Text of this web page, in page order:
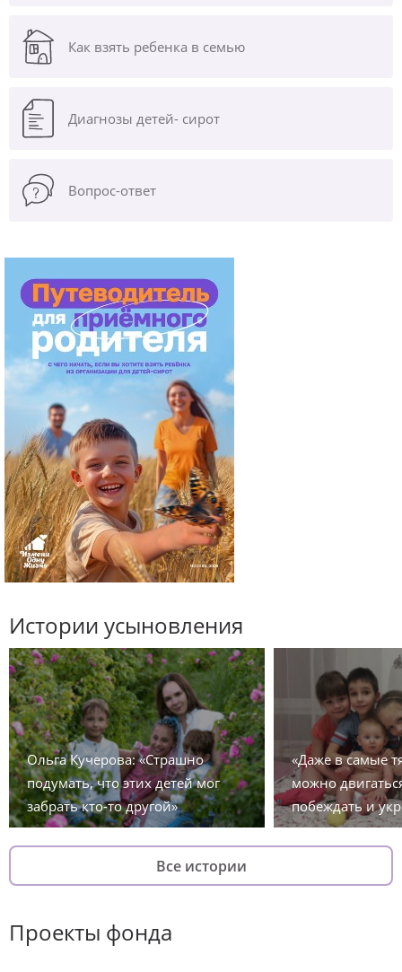
Как взять ребенка в семью
Диагнозы детей- сирот
Вопрос-ответ
Истории усыновления
Ольга Кучерова: «Страшно
подумать, что этих детей мог
забрать кто-то другой»
«Даже в самые
можно
побеждать и
Все истории
Проекты фонда